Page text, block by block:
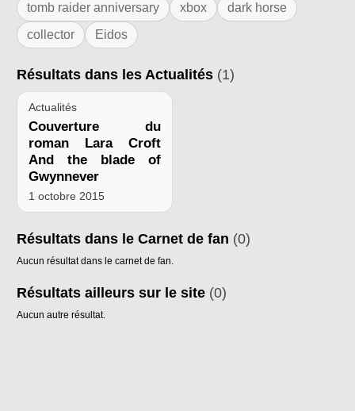
tomb raider anniversary
xbox
dark horse
collector
Eidos
Résultats dans les Actualités (1)
Actualités
Couverture du
roman Lara Croft
And the blade of
Gwynnever
1 octobre 2015
Résultats dans le Carnet de fan (0)
Aucun résultat dans le carnet de fan.
Résultats ailleurs sur le site (0)
Aucun autre résultat.